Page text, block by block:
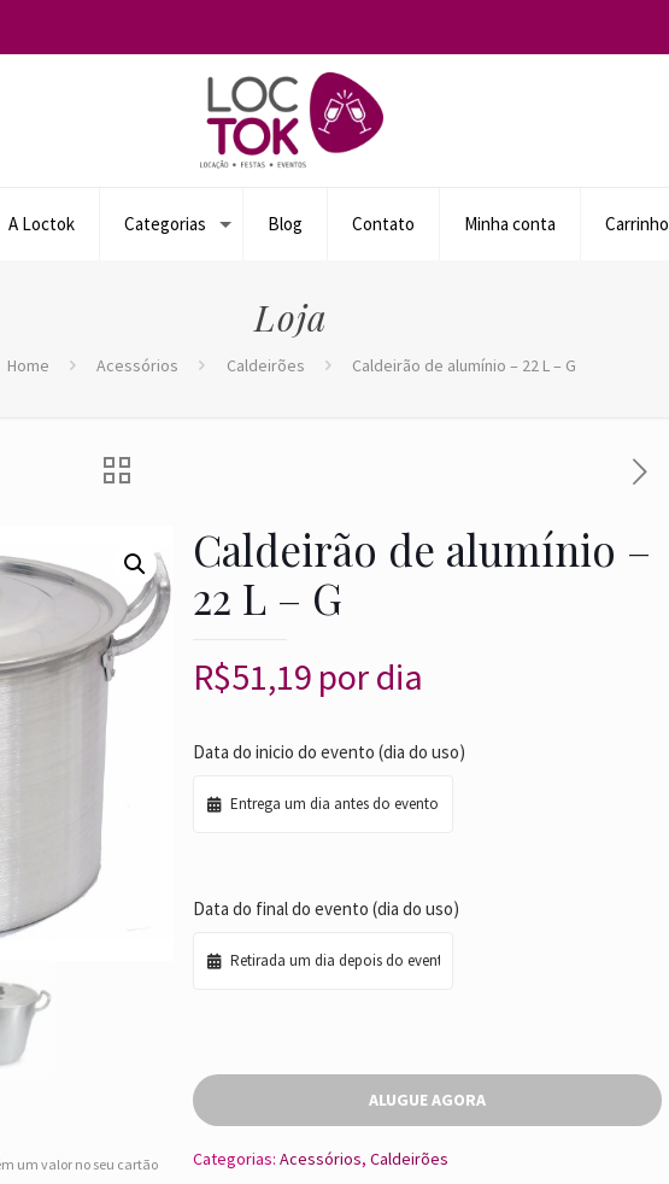
A Loctok Categorias Blog Contato Minha conta Carrinho
Loja
Home Acessórios Caldeirões Caldeirão de alumínio – 22 L – G
um valor no seu cartão
Caldeirão de alumínio –
22 L – G
R$51,19 por dia
Data do inicio do evento (dia do uso)
Data do final do evento (dia do uso)
ALUGUE AGORA
Categorias:Acessórios,Caldeirões